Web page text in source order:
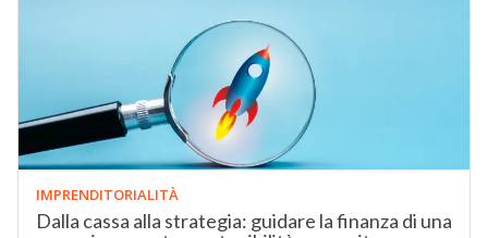
IMPRENDITORIALITÀ
Dalla cassa alla strategia: guidare la finanza di una